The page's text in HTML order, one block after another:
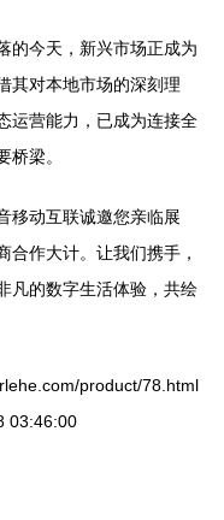
的今天，新兴市场正成为
其对本地市场的深刻理
运营能力，已成为连接全
梁。
移动互联诚邀您亲临展
合作大计。让我们携手，
凡的数字生活体验，共绘
product/78.html
03:46:00